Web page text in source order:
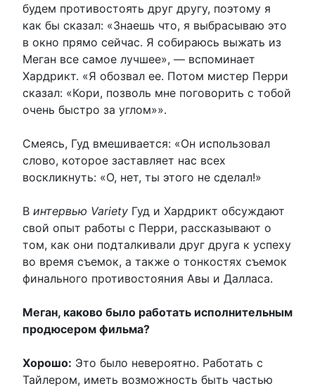
будем противостоять друг другу, поэтому я
как бы сказал: «Знаешь что, я выбрасываю это
в окно прямо сейчас. Я собираюсь выжать из
Меган все самое лучшее», — вспоминает
Хардрикт. «Я обозвал ее. Потом мистер Перри
сказал: «Кори, позволь мне поговорить с тобой
очень быстро за углом»».
Смеясь, Гуд вмешивается: «Он использовал
слово, которое заставляет нас всех
воскликнуть: «О, нет, ты этого не сделал!»
В интервью Variety Гуд и Хардрикт обсуждают
свой опыт работы с Перри, рассказывают о
том, как они подталкивали друг друга к успеху
во время съемок, а также о тонкостях съемок
финального противостояния Авы и Далласа.
Меган, каково было работать исполнительным
продюсером фильма?
Хорошо: Это было невероятно. Работать с
Тайлером, иметь возможность быть частью